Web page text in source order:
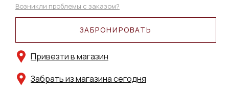
ЗАБРОНИРОВАТЬ
Привезти в магазин
Забрать из магазина сегодня
Возникли проблемы с заказом?